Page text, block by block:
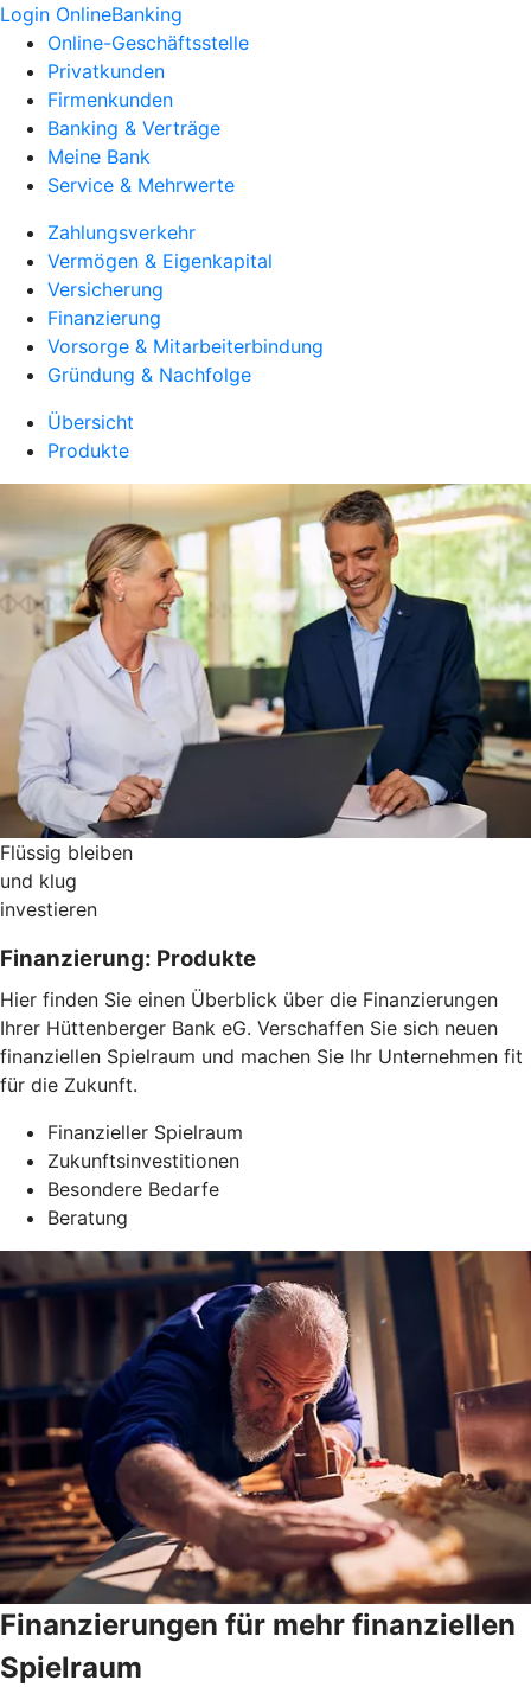
Login OnlineBanking
Online-Geschäftsstelle
Privatkunden
Firmenkunden
Banking & Verträge
Meine Bank
Service & Mehrwerte
Zahlungsverkehr
Vermögen & Eigenkapital
Versicherung
Finanzierung
Vorsorge & Mitarbeiterbindung
Gründung & Nachfolge
Übersicht
Produkte
Flüssig bleiben
und klug
investieren
Finanzierung: Produkte
Hier finden Sie einen Überblick über die Finanzierungen
Ihrer Hüttenberger Bank eG. Verschaffen Sie sich neuen
finanziellen Spielraum und machen Sie Ihr Unternehmen fit
für die Zukunft.
Finanzieller Spielraum
Zukunftsinvestitionen
Besondere Bedarfe
Beratung
Finanzierungen für mehr finanziellen
Spielraum